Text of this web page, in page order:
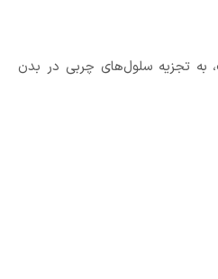
به تجزیه سلول‌های چربی در بدن